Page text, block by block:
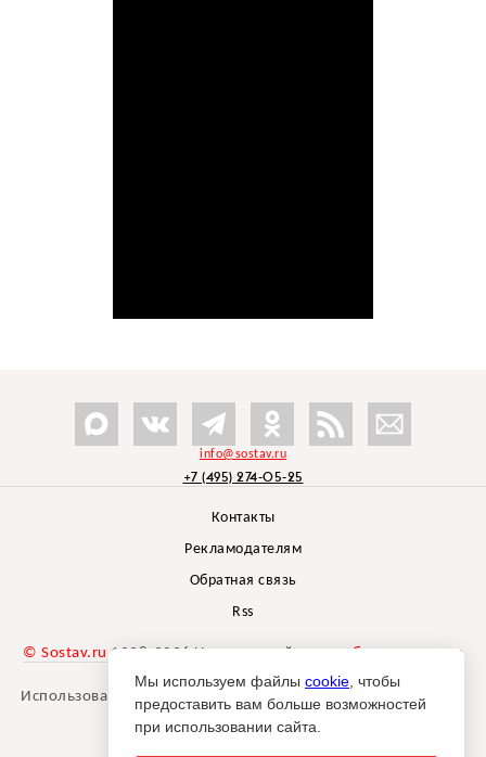
info@sostav.ru
+7 (495) 274-05-25
Контакты
Рекламодателям
Обратная связь
Rss
© Sostav.ru 1998-2026 Независимый проектбрендингового
агентства Depot
Использование материалов Sostav.ru допустимо только при
указании источника.
Мы используем файлы cookie , чтобы
предоставить вам больше возможностей
при использовании сайта.